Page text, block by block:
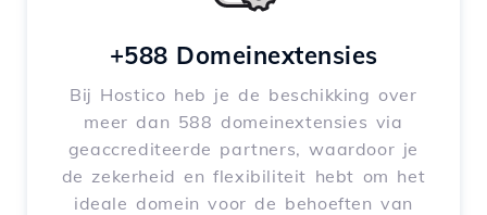
+588 Domeinextensies
Bij Hostico heb je de beschikking over
meer dan 588 domeinextensies via
geaccrediteerde partners, waardoor je
de zekerheid en flexibiliteit hebt om het
ideale domein voor de behoeften van